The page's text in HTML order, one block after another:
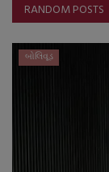
RANDOM POSTS
બોલિવૂડ